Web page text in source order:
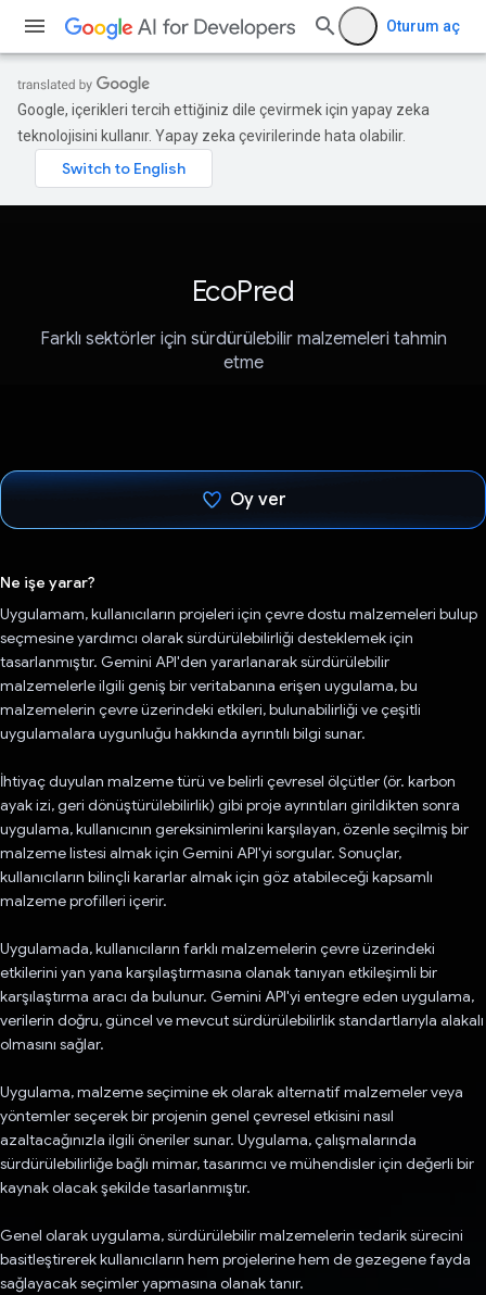
Oturum aç
Google, içerikleri tercih ettiğiniz dile çevirmek için yapay zeka
teknolojisini kullanır. Yapay zeka çevirilerinde hata olabilir.
EcoPred
Farklı sektörler için sürdürülebilir malzemeleri tahmin
etme
Oy ver
Ne işe yarar?
Uygulamam, kullanıcıların projeleri için çevre dostu malzemeleri bulup
seçmesine yardımcı olarak sürdürülebilirliği desteklemek için
tasarlanmıştır. Gemini API'den yararlanarak sürdürülebilir
malzemelerle ilgili geniş bir veritabanına erişen uygulama, bu
malzemelerin çevre üzerindeki etkileri, bulunabilirliği ve çeşitli
uygulamalara uygunluğu hakkında ayrıntılı bilgi sunar.
İhtiyaç duyulan malzeme türü ve belirli çevresel ölçütler (ör. karbon
ayak izi, geri dönüştürülebilirlik) gibi proje ayrıntıları girildikten sonra
uygulama, kullanıcının gereksinimlerini karşılayan, özenle seçilmiş bir
malzeme listesi almak için Gemini API'yi sorgular. Sonuçlar,
kullanıcıların bilinçli kararlar almak için göz atabileceği kapsamlı
malzeme profilleri içerir.
Uygulamada, kullanıcıların farklı malzemelerin çevre üzerindeki
etkilerini yan yana karşılaştırmasına olanak tanıyan etkileşimli bir
karşılaştırma aracı da bulunur. Gemini API'yi entegre eden uygulama,
verilerin doğru, güncel ve mevcut sürdürülebilirlik standartlarıyla alakalı
olmasını sağlar.
Uygulama, malzeme seçimine ek olarak alternatif malzemeler veya
yöntemler seçerek bir projenin genel çevresel etkisini nasıl
azaltacağınızla ilgili öneriler sunar. Uygulama, çalışmalarında
sürdürülebilirliğe bağlı mimar, tasarımcı ve mühendisler için değerli bir
kaynak olacak şekilde tasarlanmıştır.
Genel olarak uygulama, sürdürülebilir malzemelerin tedarik sürecini
basitleştirerek kullanıcıların hem projelerine hem de gezegene fayda
sağlayacak seçimler yapmasına olanak tanır.